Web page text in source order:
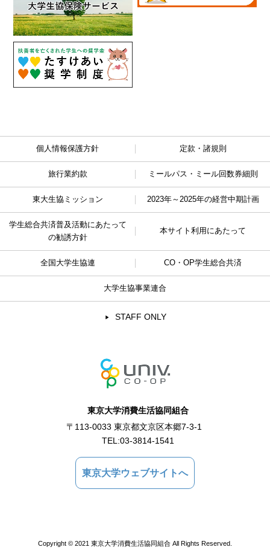
個人情報保護方針 定款・諸規則
旅行業約款 ミールパス・ミール回数券細則
東大生協ミッション 2023年～2025年の経営中期計画
学生総合共済普及活動にあたって
の勧誘方針
本サイト利用にあたって
全国大学生協連 CO・OP学生総合共済
大学生協事業連合
STAFF ONLY
東京大学消費生活協同組合
〒113-0033 東京都文京区本郷7-3-1
TEL:03-3814-1541
東京大学ウェブサイトへ
Copyright © 2021 東京大学消費生活協同組合 All Rights Reserved.